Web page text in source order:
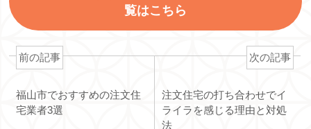
覧はこちら
前の記事
福山市でおすすめの注文住
宅業者3選
次の記事
注文住宅の打ち合わせでイ
ライラを感じる理由と対処
法